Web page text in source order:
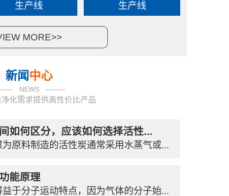
生产线 生产线
MORE>>
新闻 中心
NEWS
化需求提供高性价比产品
如何区分，应该如何选择活性...
原料制造的活性炭通常采用水蒸气或...
能原理
于分子运动特点，因为气体的分子始...